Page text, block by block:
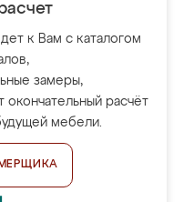
к Вам с каталогом
замеры,
окончательный расчёт
мебели.